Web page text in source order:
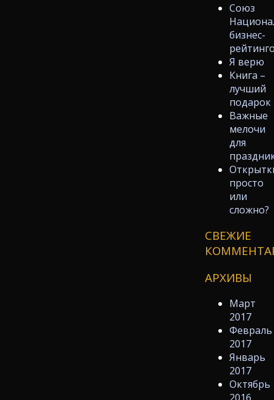
Союз
бизнес-
Я верю
Книга –
лучший
подарок
Важные
мелочи
для
просто
или
сложно?
СВЕЖИЕ
АРХИВЫ
Март
2017
Февраль
2017
Январь
2017
Октябрь